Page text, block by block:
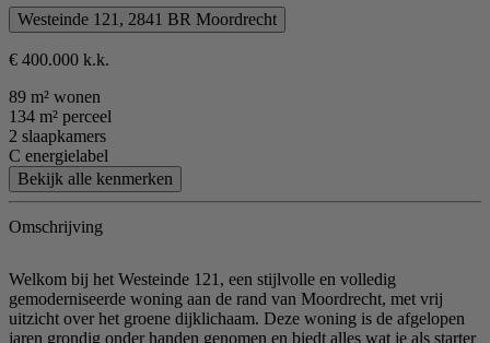
Westeinde 121, 2841 BR Moordrecht
€ 400.000 k.k.
89 m² wonen
134 m² perceel
2 slaapkamers
C energielabel
Bekijk alle kenmerken
Omschrijving
Welkom bij het Westeinde 121, een stijlvolle en volledig
gemoderniseerde woning aan de rand van Moordrecht, met vrij
uitzicht over het groene dijklichaam. Deze woning is de afgelopen
jaren grondig onder handen genomen en biedt alles wat je als starter